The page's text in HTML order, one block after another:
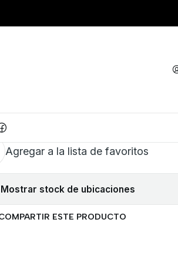
- 5A ENCAPSULADO TO-220
AL CARRITO
Agregar a la lista de favoritos
Mostrar stock de ubicaciones
ESTE PRODUCTO